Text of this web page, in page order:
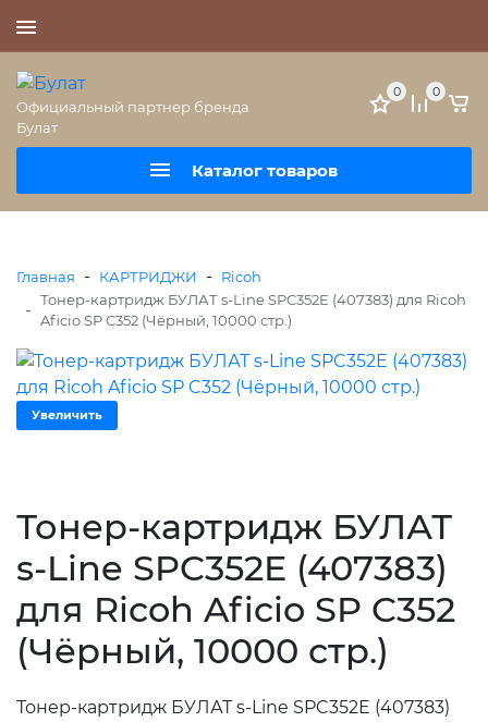
Официальный партнер бренда
Булат
Каталог товаров
0 0
Главная - КАРТРИДЖИ - Ricoh
- Тонер-картридж БУЛАТ s-Line SPC352E (407383) для Ricoh
Aficio SP C352 (Чёрный, 10000 стр.)
Увеличить
Тонер-картридж БУЛАТ
s-Line SPC352E (407383)
для Ricoh Aficio SP C352
(Чёрный, 10000 стр.)
Тонер-картридж БУЛАТ s-Line SPC352E (407383)